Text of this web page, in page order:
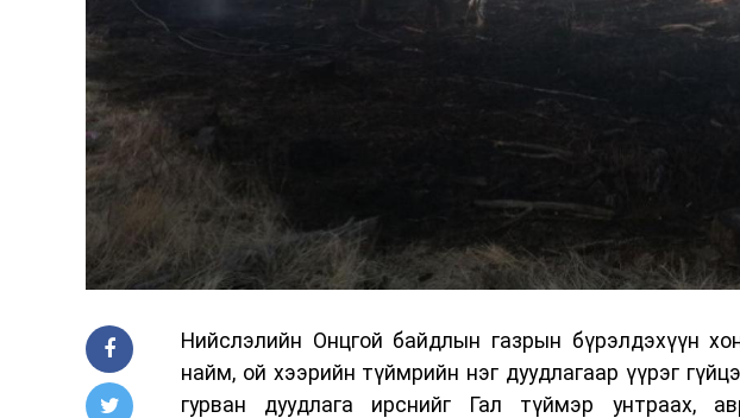
Нийслэлийн Онцгой байдлын газрын бүрэлдэхүүн
найм, ой хээрийн түймрийн нэг дуудлагаар үүрэг
гурван дуудлага ирснийг Гал түймэр унтраах,